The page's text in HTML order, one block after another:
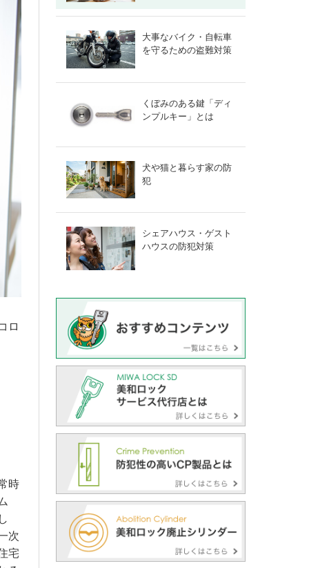
ロ
時
次
宅
大事なバイク・自転車
を守るための盗難対策
くぼみのある鍵「ディ
ンプルキー」とは
犬や猫と暮らす家の防
犯
シェアハウス・ゲスト
ハウスの防犯対策